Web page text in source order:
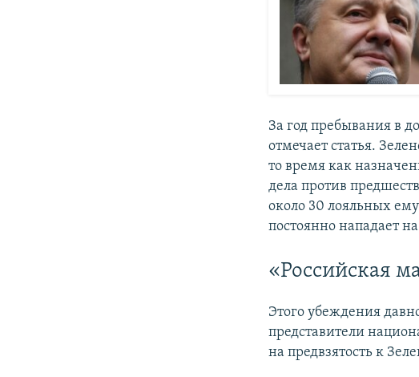
За год пребывания в
отмечает статья.
то время как
дела против
около 30 лояльных
постоянно нападает
«Российская
Этого убеждения
представители
на предвзятость к